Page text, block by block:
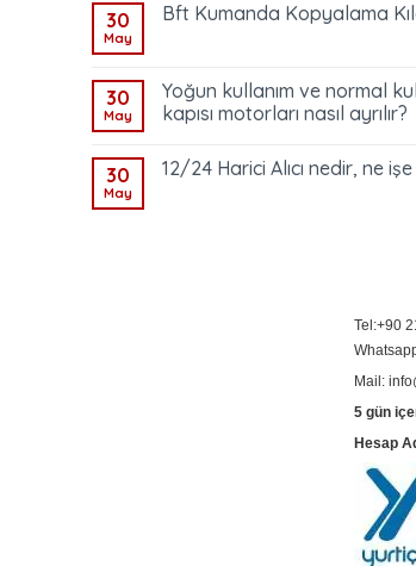
30
May
Bft Kumanda Kopyalama
30
May
Yoğun kullanım ve normal
kapısı motorları nasıl ayrılır?
30
May
12/24 Harici Alıcı nedir, ne
Tel:+90
Mail:
5 gün
Hesap